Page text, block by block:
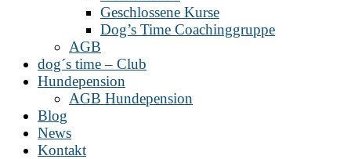
Geschlossene Kurse
Dog’s Time Coachinggruppe
AGB
dog´s time – Club
Hundepension
AGB Hundepension
Blog
News
Kontakt